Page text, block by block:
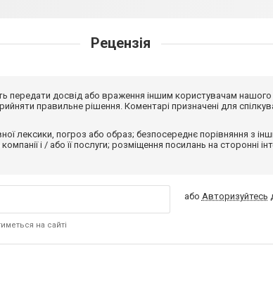
Рецензія
передати досвід або враження іншим користувачам
правильне рішення. Коментарі призначені для
лексики, погроз або образ; безпосереднє порівняння з
і / або її послуги; розміщення посилань на сторонні
на сайті
або Авторизуйтесь